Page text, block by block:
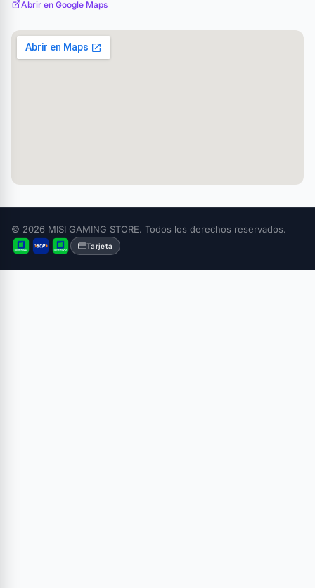
Abrir en Google Maps
© 2026 MISI GAMING STORE. Todos los derechos reservados.
Tarjeta